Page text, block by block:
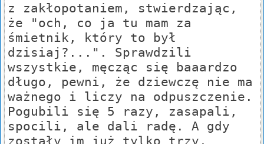
z zakłopotaniem, stwierdzając,
że "och, co ja tu mam za
śmietnik, który to był
dzisiaj?...". Sprawdzili
wszystkie, męcząc się baaardzo
długo, pewni, że dziewczę nie ma
ważnego i liczy na odpuszczenie.
Pogubili się 5 razy, zasapali,
spocili, ale dali radę. A gdy
zostały im już tylko trzy,